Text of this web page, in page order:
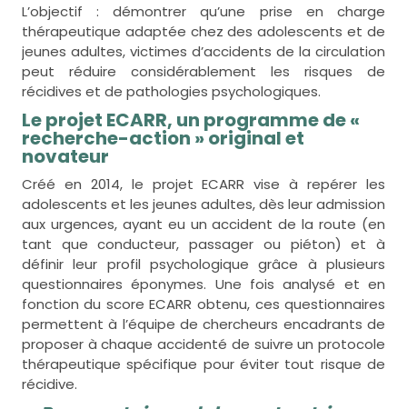
L’objectif : démontrer qu’une prise en charge
thérapeutique adaptée chez des adolescents et de
jeunes adultes, victimes d’accidents de la circulation
peut réduire considérablement les risques de
récidives et de pathologies psychologiques.
Le projet ECARR, un programme de «
recherche-action » original et
novateur
Créé en 2014, le projet ECARR vise à repérer les
adolescents et les jeunes adultes, dès leur admission
aux urgences, ayant eu un accident de la route (en
tant que conducteur, passager ou piéton) et à
définir leur profil psychologique grâce à plusieurs
questionnaires éponymes. Une fois analysé et en
fonction du score ECARR obtenu, ces questionnaires
permettent à l’équipe de chercheurs encadrants de
proposer à chaque accidenté de suivre un protocole
thérapeutique spécifique pour éviter tout risque de
récidive.